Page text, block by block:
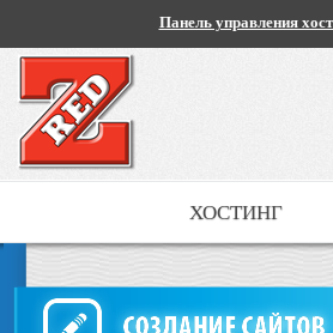
Панель управления
ХОСТИНГ